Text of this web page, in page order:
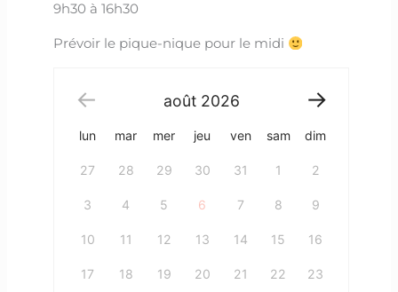
9h30 à 16h30
Prévoir le pique-nique pour le midi
août 2026
lun mar mer jeu ven sam dim
27 28 29 30 31 1 2
3 4 5 6 7 8 9
10 11 12 13 14 15 16
17 18 19 20 21 22 23